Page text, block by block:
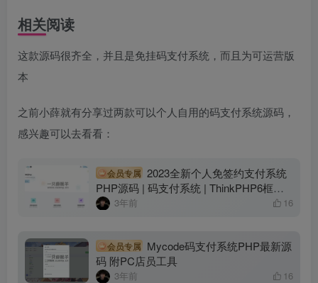
相关阅读
这款源码很齐全，并且是免挂码支付系统，而且为可运营版
本
之前小薛就有分享过两款可以个人自用的码支付系统源码，
感兴趣可以去看看：
会员专属 2023全新个人免签约支付系统
PHP源码 | 码支付系统 | ThinkPHP6框架 |
全开源 附详细搭建教程
3年前 16
会员专属 Mycode码支付系统PHP最新源
码 附PC店员工具
3年前 16